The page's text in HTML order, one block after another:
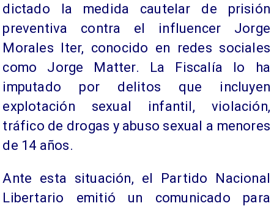
dictado la medida cautelar de prisión
preventiva contra el influencer Jorge
Morales Iter, conocido en redes sociales
como Jorge Matter. La Fiscalía lo ha
imputado por delitos que incluyen
explotación sexual infantil, violación,
tráfico de drogas y abuso sexual a menores
de 14 años.
Ante esta situación, el Partido Nacional
Libertario emitió un comunicado para